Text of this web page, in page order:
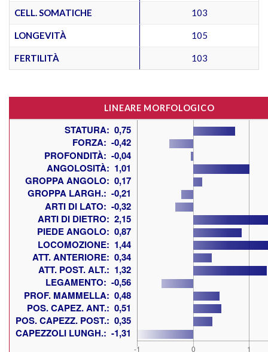
CELL. SOMATICHE 103
LONGEVITÀ 105
FERTILITÀ 103
LINEARE MORFOLOGICO